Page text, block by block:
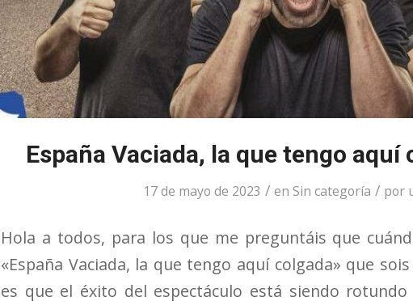
España Vaciada, la que tengo aquí
17 de mayo de 2023 / en Sin categoría / por
Hola a todos, para los que me preguntáis que
«España Vaciada, la que tengo aquí colgada» que
es que el éxito del espectáculo está siendo